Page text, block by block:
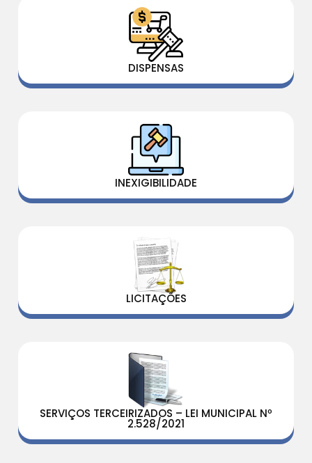
DISPENSAS
INEXIGIBILIDADE
LICITAÇÕES
SERVIÇOS TERCEIRIZADOS – LEI MUNICIPAL Nº
2.528/2021